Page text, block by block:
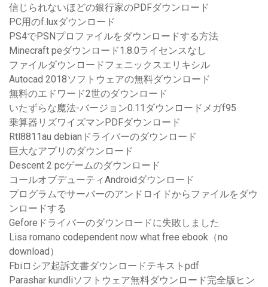
信じられないほどの銀行家のPDFダウンロード
PC用のf.luxダウンロード
PS4でPSNプロファイルをダウンロードする方法
Minecraft peダウンロード1.8.0ライセンスなし
ファイルダウンロードフェニックスエリキシル
Autocad 2018ソフトウェアの無料ダウンロード
無料のエドワード2世のダウンロード
いたずらな魔法-バージョン0.11ダウンロードメガf95
乗算器リズワイズマンPDFダウンロード
Rtl8811au debianドライバーのダウンロード
巨大なアプリのダウンロード
Descent 2 pcゲームのダウンロード
コールオブデューティAndroidダウンロード
プログラムでサーバーのアンドロイドからファイルをダウ
ンロードする
Geforeドライバーのダウンロードに失敗しました
Lisa romano codependent now what free ebook（no
download）
Fbiロシア起訴文書ダウンロードテキストpdf
Parashar kundliソフトウェア無料ダウンロード完全版ヒン